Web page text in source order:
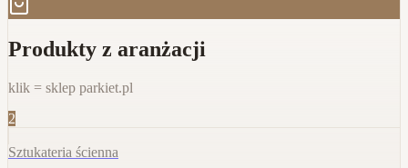
Produkty z aranżacji
klik = sklep parkiet.pl
2
Sztukateria ścienna